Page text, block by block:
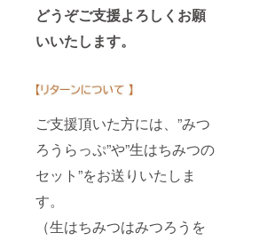
どうぞご支援よろしくお願
いいたします。
ご支援頂いた方には、”みつ
ろうらっぷ”や”生はちみつの
セット”をお送りいたしま
す。
（生はちみつはみつろうを